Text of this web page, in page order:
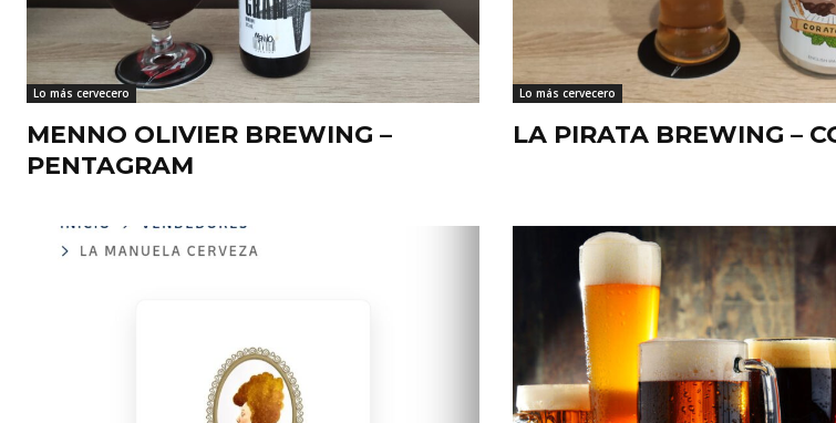
Lo más cervecero
MENNO OLIVIER BREWING –
PENTAGRAM
Lo más cervecero
LA PIRATA BREWING –